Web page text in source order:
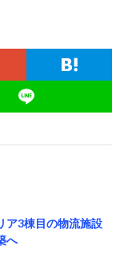
ア3棟目の物流施設
へ